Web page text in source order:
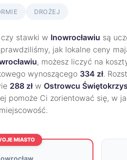
DROŻEJ
stawki w Inowrocławiu są
jak lokalne ceny
, możesz liczyć na
wynoszącego 334 zł.
288 złw Ostrowcu
pomoże Ci zorientować się, w
MIASTO